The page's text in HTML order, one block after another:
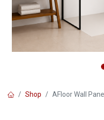
Shop AFloor Wall